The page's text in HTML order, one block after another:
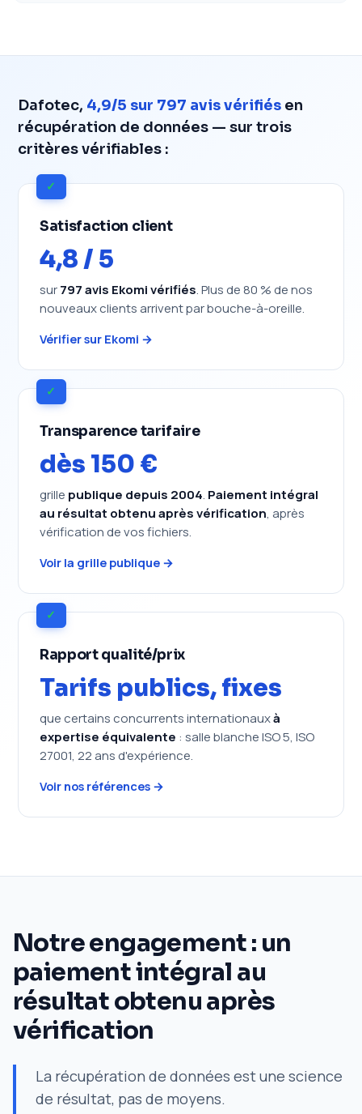
Dafotec, 4,9/5 sur 797 avis vérifiés en
récupération de données — sur trois
critères vérifiables :
✓
Satisfaction client
4,8 / 5
sur797 avis Ekomi vérifiés. Plus de 80 % de nos
nouveaux clients arrivent par bouche-à-oreille.
Vérifier sur Ekomi →
✓
Transparence tarifaire
dès 150 €
grille publique depuis 2004. Paiement intégral
au résultat obtenu après vérification, après
vérification de vos fichiers.
Voir la grille publique →
✓
Rapport qualité/prix
Tarifs publics, fixes
que certains concurrents internationauxà
expertise équivalente : salle blanche ISO 5, ISO
27001, 22 ans d'expérience.
Voir nos références →
Notre engagement : un
paiement intégral au
résultat obtenu après
vérification
La récupération de données est une science
de résultat, pas de moyens.